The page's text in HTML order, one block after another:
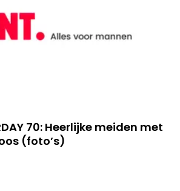
70: Heerlijke meiden met
(foto’s)